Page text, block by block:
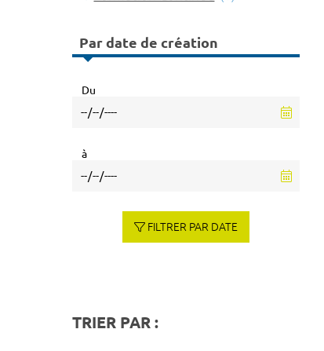
Par date de création
Du
à
FILTRER PAR DATE
TRIER PAR :